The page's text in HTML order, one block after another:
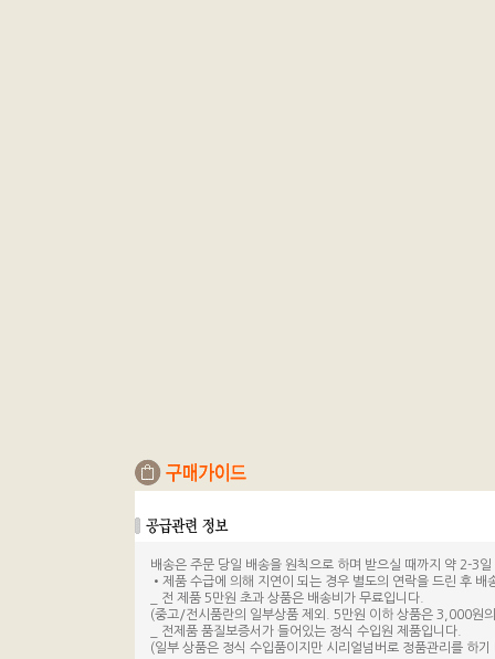
배송은 주문 당일 배송을 원칙으로 하며 받으실 때까지 약 2-3
•제품 수급에 의해 지연이 되는 경우 별도의 연락을 드린 후 배
_ 전 제품 5만원 초과 상품은 배송비가 무료입니다.
(중고/전시품란의 일부상품 제외. 5만원 이하 상품은 3,000원
_ 전제품 품질보증서가 들어있는 정식 수입원 제품입니다.
(일부 상품은 정식 수입품이지만 시리얼넘버로 정품관리를 하